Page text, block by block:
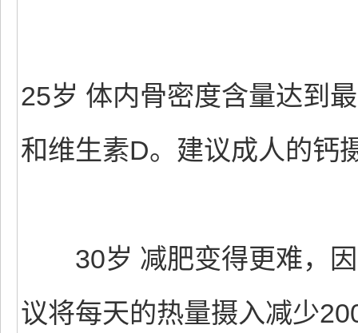
25岁 体内骨密度含量达到
和维生素D。建议成人的钙
30岁 减肥变得更难，因
议将每天的热量摄入减少